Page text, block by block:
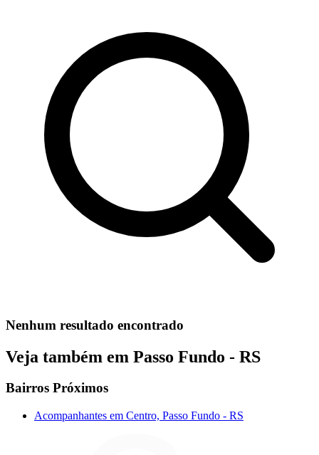
Nenhum resultado encontrado
Veja também em Passo Fundo - RS
Bairros Próximos
Acompanhantes em Centro, Passo Fundo - RS